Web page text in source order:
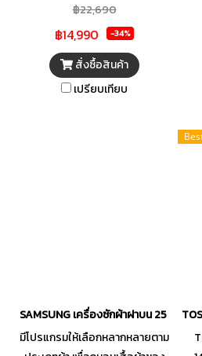
วัตต์ แรงดันไอน้ำ 7.5 bar ปริมาณ
ไอน้ำ 140 และเพิ่มพลังไอน้ำ 560
g/min ระบบไอน้ำรีดแนวตั้ง การ
ตั้งค่าพลังไอน้ำและอุณหภูมิ ไม่
ต้องมีการตั้งค่า เวลาทำความร้อน
฿22,690
฿14,990 -34%
สั่งซื้อสินค้า
เปรียบเทียบ
ค
เ
แล
SAMSUNG เครื่องซักผ้าฝาบน 25 กิโลก
มีโปรแกรมให้เลือกหลากหลายตาม